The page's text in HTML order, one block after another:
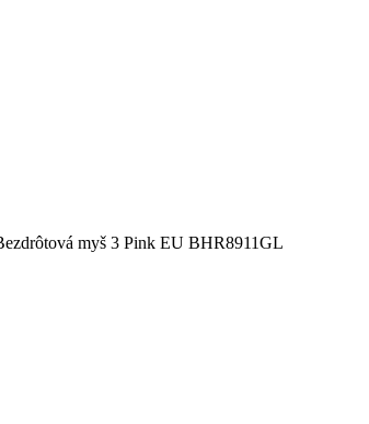
myš 3 Pink EU BHR8911GL